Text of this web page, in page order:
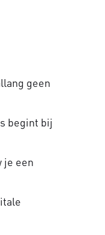
geen
begint bij
je een